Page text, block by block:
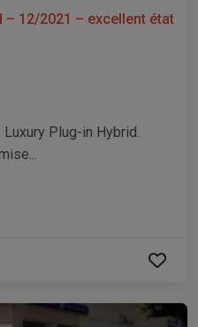
– 12/2021 – excellent état
Plug-in Hybrid.